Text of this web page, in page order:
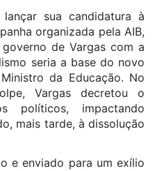
sua candidatura à
organizada pela AIB,
de Vargas com a
seria a base do novo
da Educação. No
Vargas decretou o
políticos, impactando
mais tarde, à dissolução
e enviado para um exílio